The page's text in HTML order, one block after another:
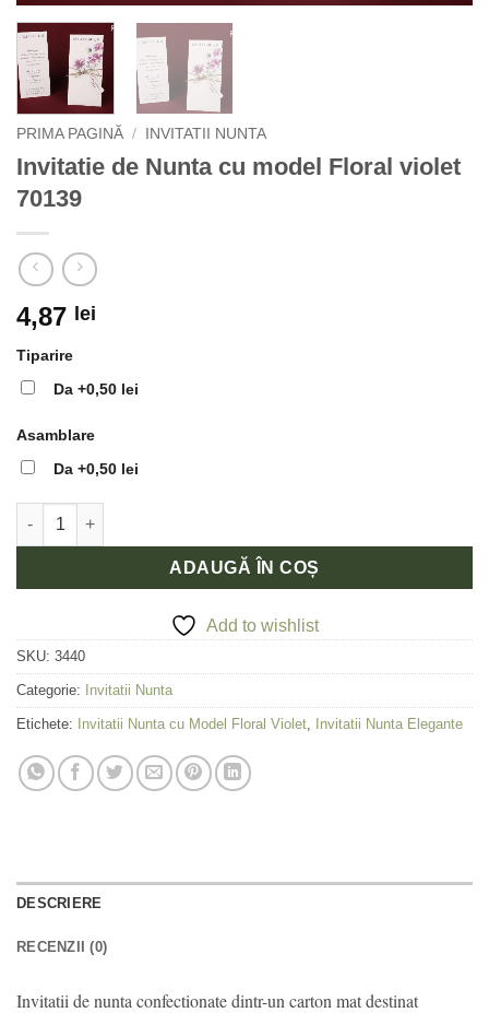
PRIMA PAGINĂ / INVITATII NUNTA
Invitatie de Nunta cu model Floral violet
70139
4,87 lei
Tiparire
Da +0,50 lei
Asamblare
Da +0,50 lei
Cantitate Invitatie de Nunta cu model Floral violet 70139
ADAUGĂ ÎN COȘ
Add to wishlist
SKU: 3440
Categorie: Invitatii Nunta
Etichete: Invitatii Nunta cu Model Floral Violet Invitatii Nunta Elegante
DESCRIERE
RECENZII (0)
Invitatii de nunta confectionate dintr-un carton mat destinat